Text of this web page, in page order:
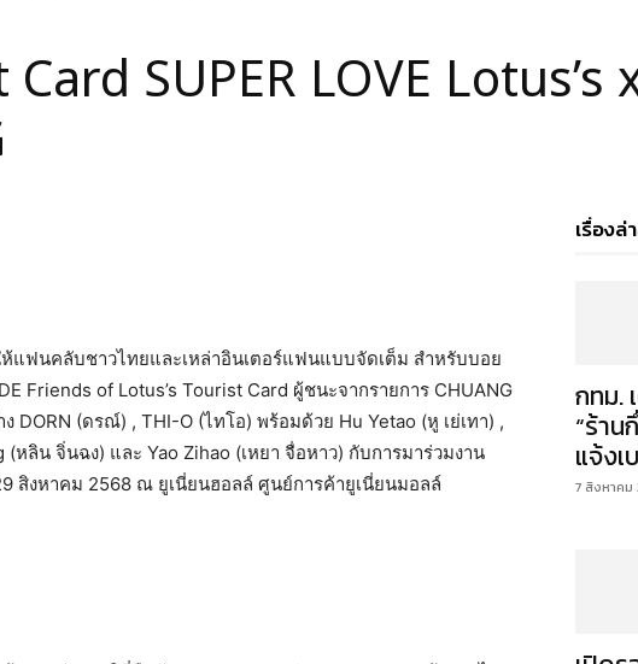
SUPER LOVE Lotus’s
แฟนคลับชาวไทยและเหล่าอินเตอร์แฟนแบบจัดเต็ม สำหรับบอย
Friends of Lotus’s Tourist Card ผู้ชนะจากรายการ CHUANG
DORN (ดรณ์) , THI-O (ไทโอ) พร้อมด้วย Hu Yetao (หู เย่เทา) ,
(หลิน จิ่นฉง) และ Yao Zihao (เหยา จื่อหาว) กับการมาร่วมงาน
สิงหาคม 2568 ณ ยูเนี่ยนฮอลล์ ศูนย์การค้ายูเนี่ยนมอลล์
เรื่องล่
กทม.
“ร้าน
แจ้ง
7 สิงหาคม